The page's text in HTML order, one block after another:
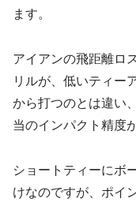
ます。
アイアンの飛距離ロ
リルが、低いティー
から打つのとは違い
当のインパクト精度
ショートティーにボ
けなのですが、ポイ